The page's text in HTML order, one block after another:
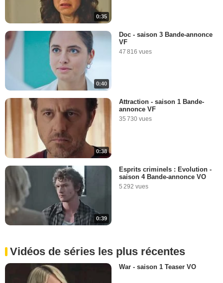
0:35
0:40
Doc - saison 3 Bande-annonce
VF
47 816 vues
0:38
Attraction - saison 1 Bande-
annonce VF
35 730 vues
0:39
Esprits criminels : Evolution -
saison 4 Bande-annonce VO
5 292 vues
Vidéos de séries les plus récentes
War - saison 1 Teaser VO